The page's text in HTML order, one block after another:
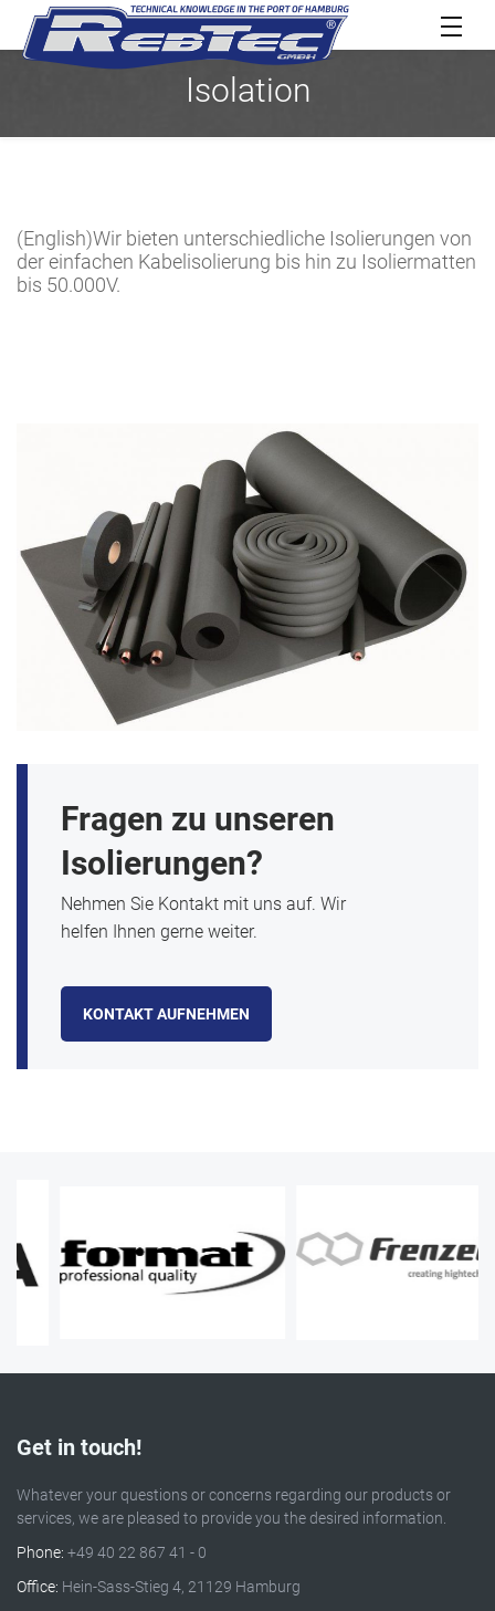
Isolation
(English)Wir bieten unterschiedliche Isolierungen von
der einfachen Kabelisolierung bis hin zu Isoliermatten
bis 50.000V.
Fragen zu unseren
Isolierungen?
Nehmen Sie Kontakt mit uns auf. Wir
helfen Ihnen gerne weiter.
KONTAKT AUFNEHMEN
Get in touch!
Whatever your questions or concerns regarding our products or
services, we are pleased to provide you the desired information.
Phone: +49 40 22 867 41 - 0
Office: Hein-Sass-Stieg 4, 21129 Hamburg